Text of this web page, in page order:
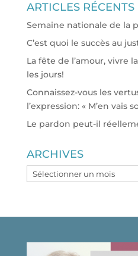
ARTICLES RÉCENTS
Semaine nationale de la
C’est quoi le succès au
La fête de l’amour, vivre
les jours!
Connaissez-vous les
l’expression: « M’en vais
Le pardon peut-il
ARCHIVES
ARCHIVES